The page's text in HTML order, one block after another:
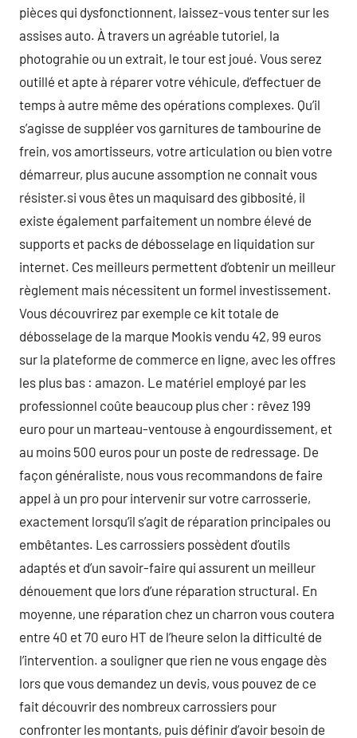
pièces qui dysfonctionnent, laissez-vous tenter sur les
assises auto. À travers un agréable tutoriel, la
photograhie ou un extrait, le tour est joué. Vous serez
outillé et apte à réparer votre véhicule, d’effectuer de
temps à autre même des opérations complexes. Qu’il
s’agisse de suppléer vos garnitures de tambourine de
frein, vos amortisseurs, votre articulation ou bien votre
démarreur, plus aucune assomption ne connait vous
résister.si vous êtes un maquisard des gibbosité, il
existe également parfaitement un nombre élevé de
supports et packs de débosselage en liquidation sur
internet. Ces meilleurs permettent d’obtenir un meilleur
règlement mais nécessitent un formel investissement.
Vous découvrirez par exemple ce kit totale de
débosselage de la marque Mookis vendu 42, 99 euros
sur la plateforme de commerce en ligne, avec les offres
les plus bas : amazon. Le matériel employé par les
professionnel coûte beaucoup plus cher : rêvez 199
euro pour un marteau-ventouse à engourdissement, et
au moins 500 euros pour un poste de redressage. De
façon généraliste, nous vous recommandons de faire
appel à un pro pour intervenir sur votre carrosserie,
exactement lorsqu’il s’agit de réparation principales ou
embêtantes. Les carrossiers possèdent d’outils
adaptés et d’un savoir-faire qui assurent un meilleur
dénouement que lors d’une réparation structural. En
moyenne, une réparation chez un charron vous coutera
entre 40 et 70 euro HT de l’heure selon la difficulté de
l’intervention. a souligner que rien ne vous engage dès
lors que vous demandez un devis, vous pouvez de ce
fait découvrir des nombreux carrossiers pour
confronter les montants, puis définir d’avoir besoin de